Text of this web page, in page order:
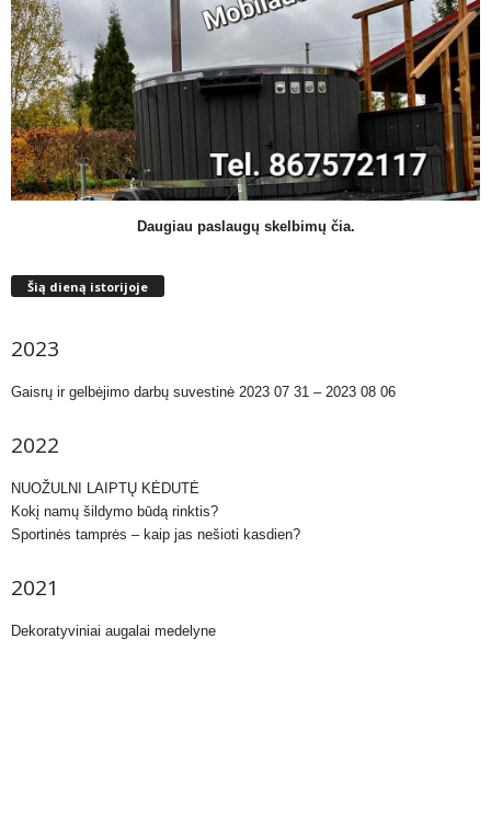
Daugiau paslaugų skelbimų čia.
Šią dieną istorijoje
2023
Gaisrų ir gelbėjimo darbų suvestinė 2023 07 31 – 2023 08 06
2022
NUOŽULNI LAIPTŲ KĖDUTĖ
Kokį namų šildymo būdą rinktis?
Sportinės tamprės – kaip jas nešioti kasdien?
2021
Dekoratyviniai augalai medelyne